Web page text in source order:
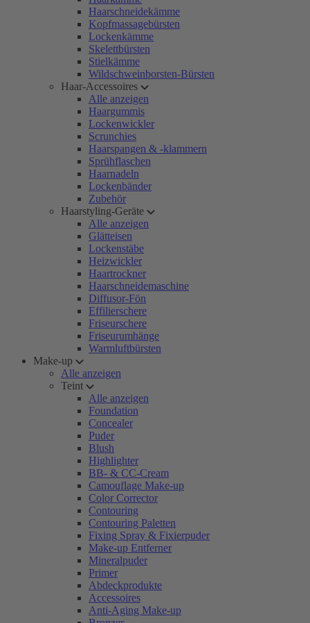
Haarschneidekämme
Kopfmassagebürsten
Lockenkämme
Skelettbürsten
Stielkämme
Wildschweinborsten-Bürsten
Haar-Accessoires
Alle anzeigen
Haargummis
Lockenwickler
Scrunchies
Haarspangen & -klammern
Sprühflaschen
Haarnadeln
Lockenbänder
Zubehör
Haarstyling-Geräte
Alle anzeigen
Glätteisen
Lockenstäbe
Heizwickler
Haartrockner
Haarschneidemaschine
Diffusor-Fön
Effilierschere
Friseurschere
Friseurumhänge
Warmluftbürsten
Make-up
Alle anzeigen
Teint
Alle anzeigen
Foundation
Concealer
Puder
Blush
Highlighter
BB- & CC-Cream
Camouflage Make-up
Color Corrector
Contouring
Contouring Paletten
Fixing Spray & Fixierpuder
Make-up Entferner
Mineralpuder
Primer
Abdeckprodukte
Accessoires
Anti-Aging Make-up